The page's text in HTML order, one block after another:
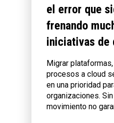
el error que
frenando
iniciativas de
Migrar
procesos a cloud
en una prioridad
organizaciones.
movimiento no